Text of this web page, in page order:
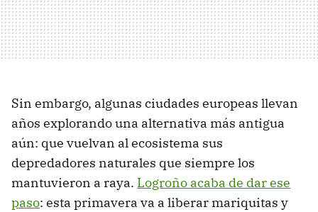
Sin embargo, algunas ciudades europeas llevan
años explorando una alternativa más antigua
aún: que vuelvan al ecosistema sus
depredadores naturales que siempre los
mantuvieron a raya. Logroño acaba de dar ese
paso: esta primavera va a liberar mariquitas y